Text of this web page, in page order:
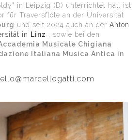
in Leipzig (D) unterrichtet hat, ist
für Traversflöte an der Universität
und seit 2024 auch an der Anton
in Linz
, sowie bei den
Musicale Chigiana
Italiana Musica Antica in